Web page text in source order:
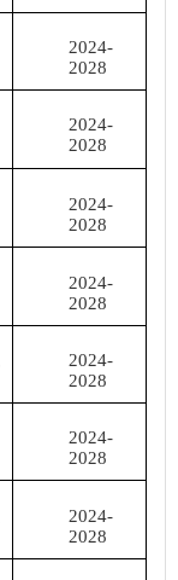
2024-
2028
2024-
2028
2024-
2028
2024-
2028
2024-
2028
2024-
2028
2024-
2028